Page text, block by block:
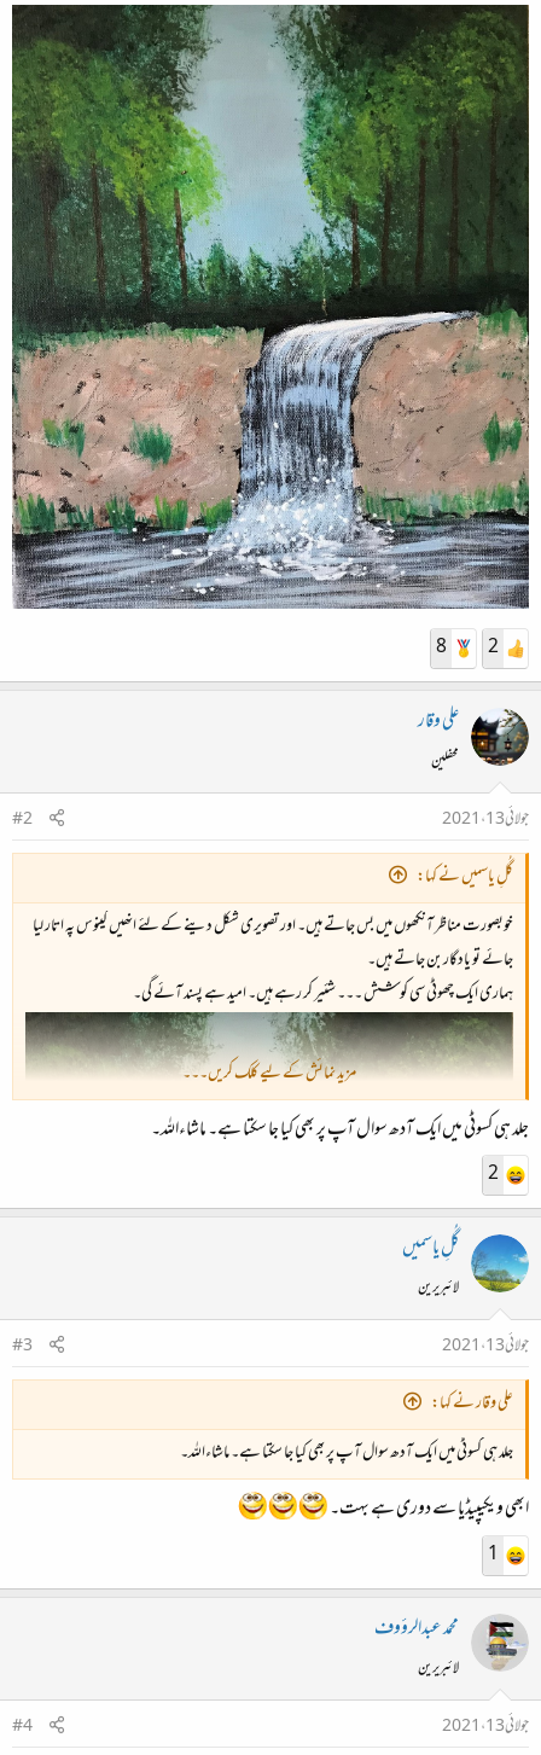
2
8
علی وقار
محفلین
جولائی 13، 2021
#2
گُلِ یاسمیں نے کہا:
خوبصورت مناظر آنکھوں میں بس جاتے ہیں۔ اور تصویری شکل دینے کے لئے انھیں کینوس پہ اتار لیا
جائے تو یادگار بن جاتے ہیں۔
ہماری ایک چھوٹی سی کوشش ۔۔۔ شئیر کر رہے ہیں۔ امید ہے پسند آئے گی۔
مزید نمائش کے لیے کلک کریں۔۔۔
جلد ہی کسوٹی میں ایک آدھ سوال آپ پر بھی کیا جا سکتا ہے۔ ماشاءاللہ۔
2
گُلِ یاسمیں
لائبریرین
جولائی 13، 2021
#3
علی وقار نے کہا:
جلد ہی کسوٹی میں ایک آدھ سوال آپ پر بھی کیا جا سکتا ہے۔ ماشاءاللہ۔
ابھی ویکیپیڈیا سے دوری ہے بہت۔
1
محمد عبدالرؤوف
لائبریرین
جولائی 13، 2021
#4